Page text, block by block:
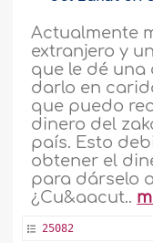
Actualmente
extranjero y
que le dé
darlo en
que puedo
dinero del
país. Esto
obtener el
para dárselo
¿Cu&aacut..
25082